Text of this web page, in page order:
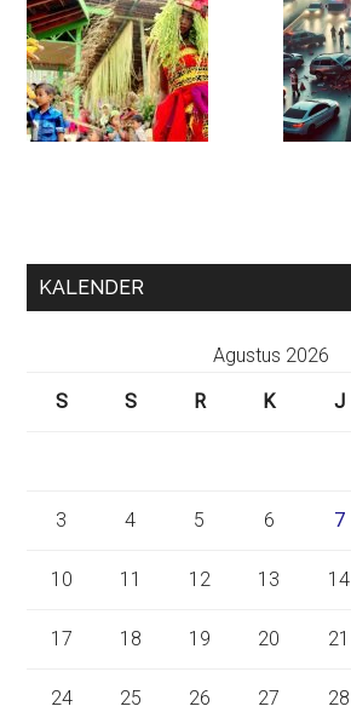
KALENDER
Agustus 2026
S
S R K J
3 4 5 6 7
10 11 12 13 14
17 18 19 20 21
24 25 26 27 28